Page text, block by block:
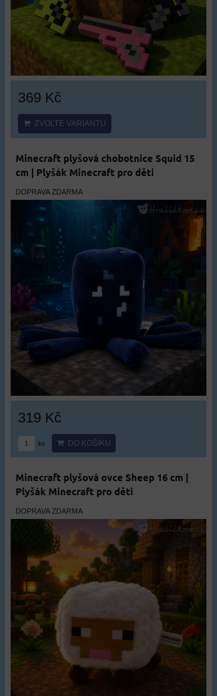
369 Kč
ZVOLTE VARIANTU
Minecraft plyšová chobotnice Squid 15
cm | Plyšák Minecraft pro děti
DOPRAVA ZDARMA
319 Kč
ks DO KOŠÍKU
Minecraft plyšová ovce Sheep 16 cm |
Plyšák Minecraft pro děti
DOPRAVA ZDARMA